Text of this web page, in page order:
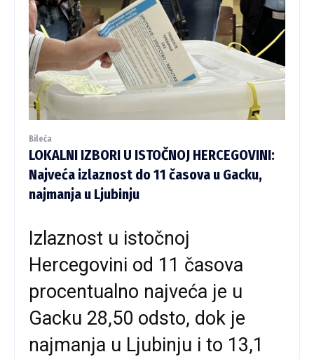
Bileća
LOKALNI IZBORI U ISTOČNOJ HERCEGOVINI:
Najveća izlaznost do 11 časova u Gacku,
najmanja u Ljubinju
Izlaznost u istočnoj
Hercegovini od 11 časova
procentualno najveća je u
Gacku 28,50 odsto, dok je
najmanja u Ljubinju i to 13,1